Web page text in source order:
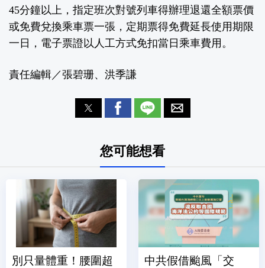
45分鐘以上，指定班次對號列車得辦理退還全額票價
或免費兌換乘車票一張，定期票得免費延長使用期限
一日，電子票證以人工方式免扣當日乘車費用。
責任編輯／張碧珊、洪季謙
您可能想看
別只量體重！腰圍超
中共假借颱風「交